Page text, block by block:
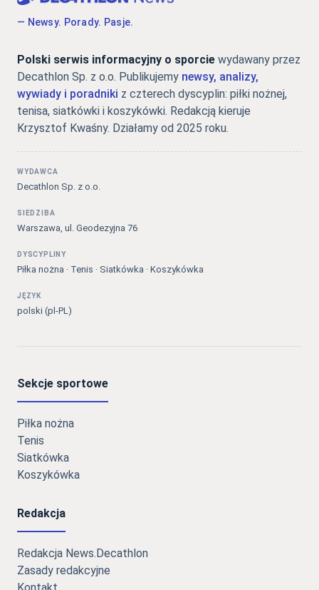
— Newsy. Porady. Pasje.
Polski serwis informacyjny o sporcie wydawany przez
Decathlon Sp. z o.o. Publikujemy newsy, analizy,
wywiady i poradniki z czterech dyscyplin: piłki nożnej,
tenisa, siatkówki i koszykówki. Redakcją kieruje
Krzysztof Kwaśny. Działamy od 2025 roku.
WYDAWCA
Decathlon Sp. z o.o.
SIEDZIBA
Warszawa, ul. Geodezyjna 76
DYSCYPLINY
Piłka nożna · Tenis · Siatkówka · Koszykówka
JĘZYK
polski (pl-PL)
Sekcje sportowe
Piłka nożna
Tenis
Siatkówka
Koszykówka
Redakcja
Redakcja News.Decathlon
Zasady redakcyjne